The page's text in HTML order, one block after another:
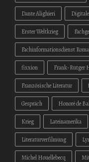
Dante Alighieri
Erster Weltkrieg
Fachinformationsdienst
fixxion Frank-Rutger
Französische Literatur
Gespräch Honoré de
Krieg Lateinamerika
Literaturverfilmung
Michel Houellebecq